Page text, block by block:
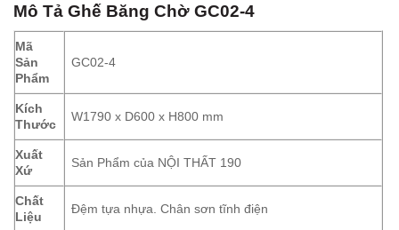
Mô Tả Ghế Băng Chờ GC02-4
Mã
Sản
Phẩm
GC02-4
Kích
Thước
W1790 x D600 x H800 mm
Xuất
Xứ
Sản Phẩm của NỘI THẤT 190
Chất
Liệu
Đệm tựa nhựa. Chân sơn tĩnh điện